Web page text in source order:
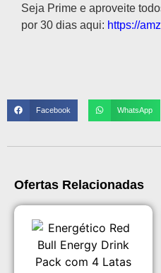
Seja Prime e aproveite
por 30 dias aqui: https://
Facebook WhatsApp
Ofertas Relacionadas